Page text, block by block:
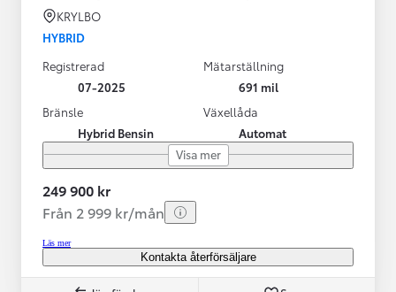
KRYLBO
HYBRID
Registrerad
07-2025
Mätarställning
691 mil
Bränsle
Hybrid Bensin
Växellåda
Automat
Visa mer
249 900 kr
Från 2 999 kr/mån
Läs mer
Kontakta återförsäljare